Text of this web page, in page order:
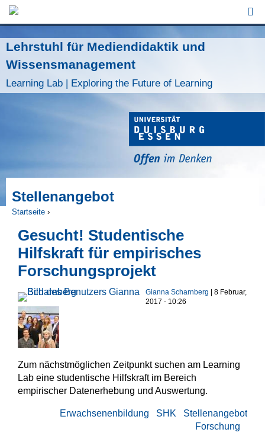
Lehrstuhl für Mediendidaktik und
Wissensmanagement
Learning Lab | Exploring the Future of Learning
Stellenangebot
Sie sind hier
Startseite ›
Gesucht! Studentische
Hilfskraft für empirisches
Forschungsprojekt
Gianna Scharnberg | 8 Februar,
2017 - 10:26
Zum nächstmöglichen Zeitpunkt suchen am Learning
Lab eine studentische Hilfskraft im Bereich
empirischer Datenerhebung und Auswertung.
Stellenangebot
SHK
Erwachsenenbildung
Forschung